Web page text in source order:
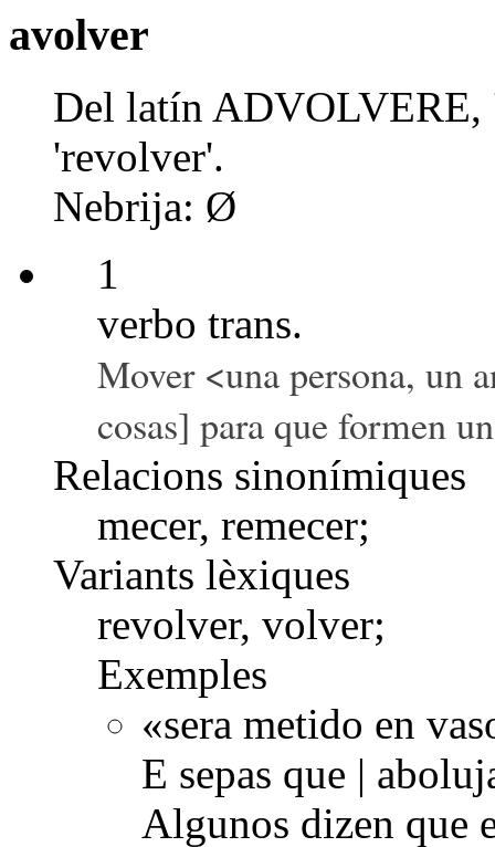
avolver
Del latín ADVOLVERE,
'revolver'.
Nebrija: Ø
1
verbo trans.
Mover <una persona, un
cosas] para que formen
Relacions sinonímiques
mecer, remecer;
Variants lèxiques
revolver, volver;
Exemples
«sera metido en
E sepas que |
Algunos dizen que